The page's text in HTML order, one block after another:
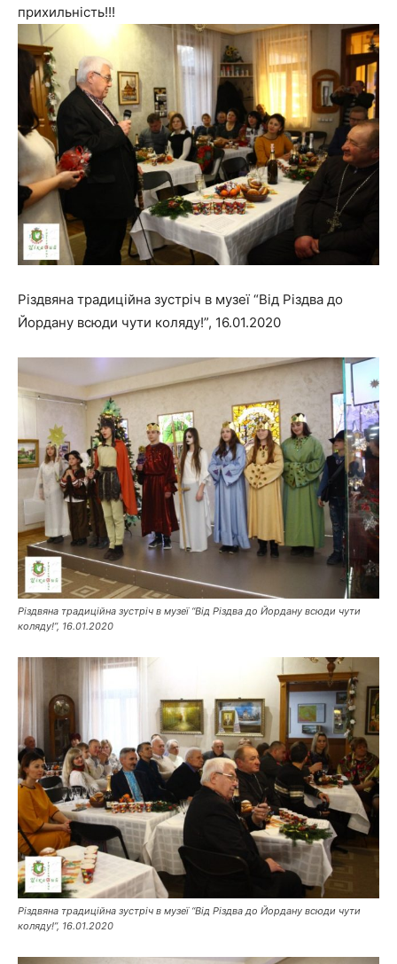
прихильність!!!
Різдвяна традиційна зустріч в музеї “Від Різдва до
Йордану всюди чути коляду!”, 16.01.2020
Різдвяна традиційна зустріч в музеї “Від Різдва до Йордану всюди чути
коляду!”, 16.01.2020
Різдвяна традиційна зустріч в музеї “Від Різдва до Йордану всюди чути
коляду!”, 16.01.2020